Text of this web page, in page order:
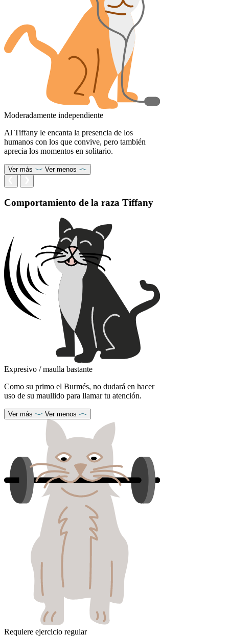
Moderadamente independiente
Al Tiffany le encanta la presencia de los
humanos con los que convive, pero también
aprecia los momentos en solitario.
Ver más Ver menos
Comportamiento de la raza Tiffany
Expresivo / maulla bastante
Como su primo el Burmés, no dudará en hacer
uso de su maullido para llamar tu atención.
Ver más Ver menos
Requiere ejercicio regular